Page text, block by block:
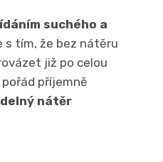
suchého a
tím, že bez nátěru
již po celou
příjemně
nátěr